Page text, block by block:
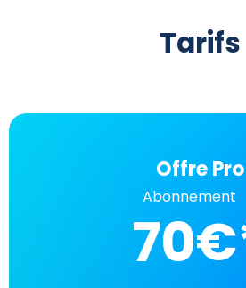
Tarifs
Offre Pro
Abonnement
70€